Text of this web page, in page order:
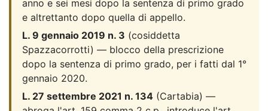
anno e sei mesi dopo la sentenza di primo grado
e altrettanto dopo quella di appello.
L. 9 gennaio 2019 n. 3 (cosiddetta
Spazzacorrotti) — blocco della prescrizione
dopo la sentenza di primo grado, per i fatti dal 1°
gennaio 2020.
L. 27 settembre 2021 n. 134 (Cartabia) —